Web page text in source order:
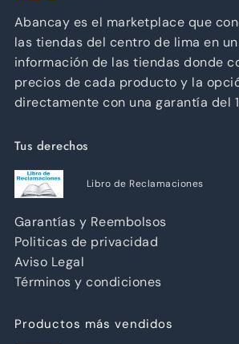
Abancay es el marketplace que
las tiendas del centro de lima en un
información de las tiendas donde
precios de cada producto y la
directamente con una garantía del
Tus derechos
Libro de Reclamaciones
Garantías y Reembolsos
Politicas de privacidad
Aviso Legal
Términos y condiciones
Productos más vendidos